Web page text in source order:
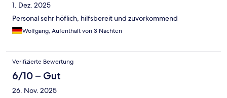
1. Dez. 2025
Personal sehr höflich, hilfsbereit und zuvorkommend
Wolfgang, Aufenthalt von 3 Nächten
Verifizierte Bewertung
6/10 – Gut
26. Nov. 2025